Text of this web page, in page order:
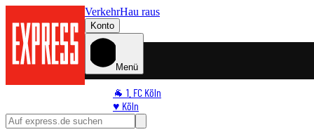
VerkehrHau raus
Konto
Menü
🐐 1. FC Köln
♥️ Köln
⭐ Promi